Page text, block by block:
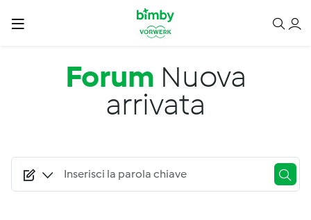
Salta al contenuto principale
Forum Nuova
arrivata